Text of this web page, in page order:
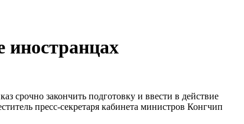
иностранцах
срочно закончить подготовку и ввести в действие
пресс-секретаря кабинета министров Конгчип